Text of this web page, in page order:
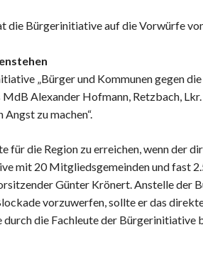
die Bürgerinitiative auf die Vorwürfe
„Bürger und Kommunen gegen
Alexander Hofmann, Retzbach,
zu machen“.
für die Region zu erreichen, wenn der
mit 20 Mitgliedsgemeinden und fast
Günter Krönert. Anstelle der
vorzuwerfen, sollte er das
die Fachleute der Bürgerinitiative